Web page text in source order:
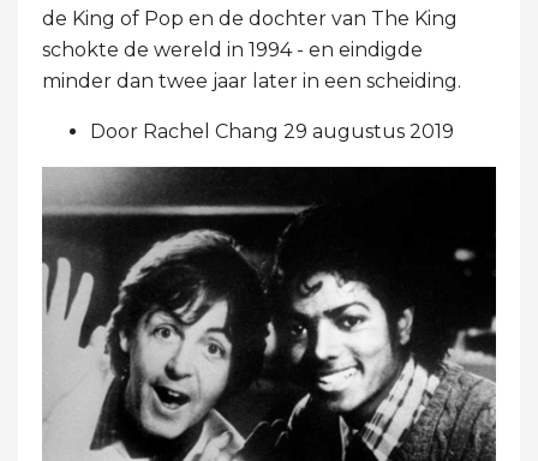
de King of Pop en de dochter van The King
schokte de wereld in 1994 - en eindigde
minder dan twee jaar later in een scheiding.
Door Rachel Chang 29 augustus 2019